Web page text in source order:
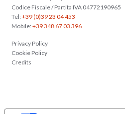
Codice Fiscale / Partita IVA 04772190965
Tel:+39 (0)39 23 04 453
Mobile:+39 348 67 03 396
Privacy Policy
Cookie Policy
Credits